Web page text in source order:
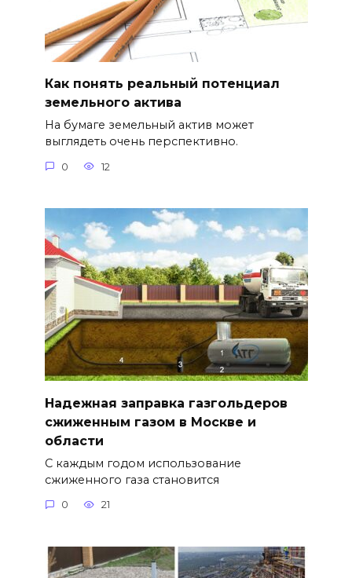
Как понять реальный потенциал
земельного актива
На бумаге земельный актив может
выглядеть очень перспективно.
0 12
Надежная заправка газгольдеров
сжиженным газом в Москве и
области
С каждым годом использование
сжиженного газа становится
0 21